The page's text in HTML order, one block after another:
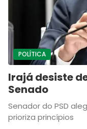
POLÍTICA
Irajá desiste
Senado
Senador do PSD
prioriza princípios